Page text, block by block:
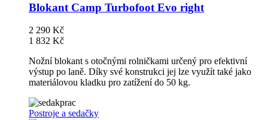
Blokant Camp Turbofoot Evo right
2 290 Kč
1 832 Kč
Nožní blokant s otočnými rolničkami určený pro efektivní
výstup po laně. Díky své konstrukci jej lze využít také jako
materiálovou kladku pro zatížení do 50 kg.
Postroje a sedačky